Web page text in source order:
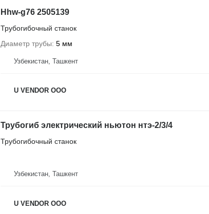
Hhw-g76 2505139
Трубогибочный станок
Диаметр трубы 5 мм
Узбекистан, Ташкент
U VENDOR OOO
Трубогиб электрический ньютон нтэ-2/3/4
Трубогибочный станок
Узбекистан, Ташкент
U VENDOR OOO